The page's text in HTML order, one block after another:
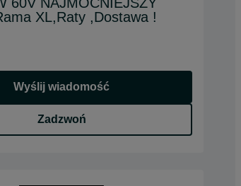
XL,Raty ,Dostawa !
Wyślij wiadomość
Zadzwoń